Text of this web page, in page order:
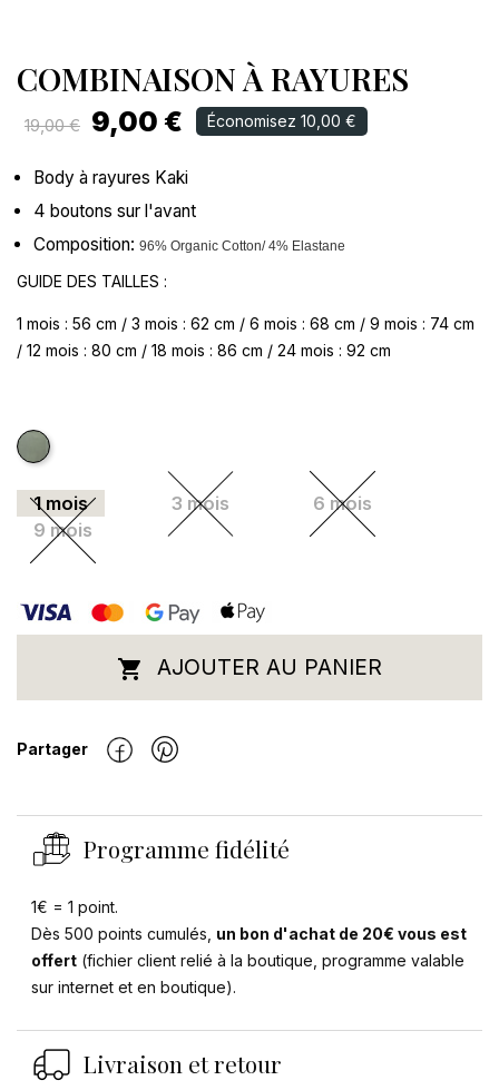
COMBINAISON À RAYURES
19,00 € 9,00 € Économisez 10,00 €
Body à rayures Kaki
4 boutons sur l'avant
Composition: 96% Organic Cotton/ 4% Elastane
GUIDE DES TAILLES :
1 mois : 56 cm / 3 mois : 62 cm / 6 mois : 68 cm / 9 mois : 74 cm
/ 12 mois : 80 cm / 18 mois : 86 cm / 24 mois : 92 cm
Kaki
1 mois 3 mois
6 mois
9 mois
 AJOUTER AU PANIER
Partager
Programme fidélité
1€ = 1 point.
Dès 500 points cumulés, un bon d'achat de 20€ vous est
offert(fichier client relié à la boutique, programme valable
sur internet et en boutique).
Livraison et retour